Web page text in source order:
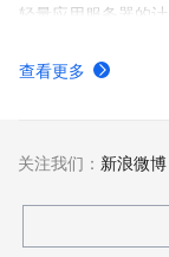
轻量应用服务器的
创建轻量应用服务器
轻量应用服务器新手
查看更多
关注我们： 新浪微博